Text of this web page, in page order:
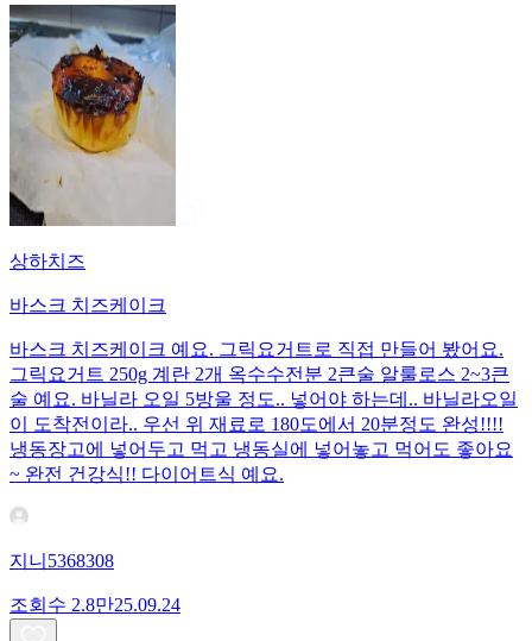
상하치즈
바스크 치즈케이크
바스크 치즈케이크 예요. 그릭요거트로 직접 만들어 봤어요.
그릭요거트 250g 계란 2개 옥수수전분 2큰술 알룰로스 2~3큰
술 예요. 바닐라 오일 5방울 정도.. 넣어야 하는데.. 바닐라오일
이 도착전이라.. 우선 위 재료로 180도에서 20분정도 완성!!!!
냉동장고에 넣어두고 먹고 냉동실에 넣어놓고 먹어도 좋아요
~ 완전 건강식!! 다이어트식 예요.
지니5368308
조회수 2.8만25.09.24